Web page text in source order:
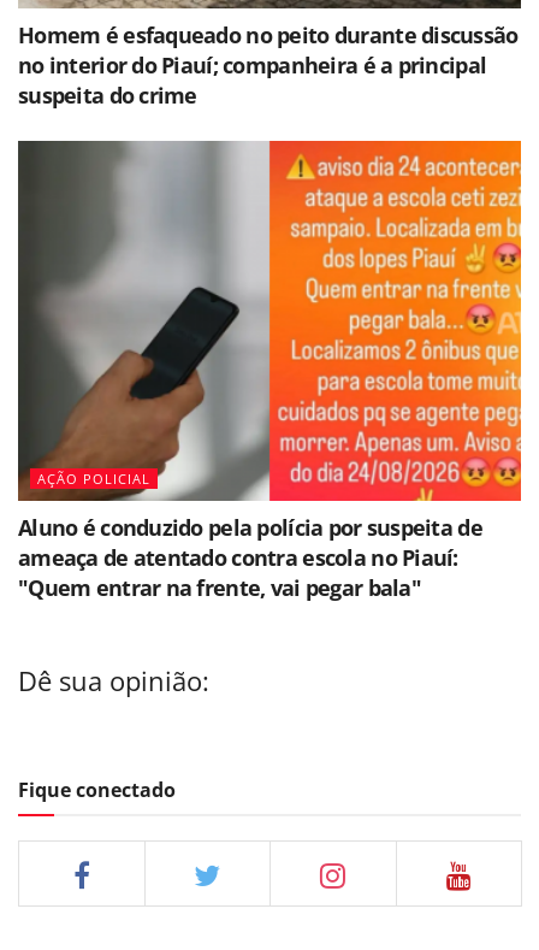
Homem é esfaqueado no peito durante discussão
no interior do Piauí; companheira é a principal
suspeita do crime
AÇÃO POLICIAL
Aluno é conduzido pela polícia por suspeita de
ameaça de atentado contra escola no Piauí:
"Quem entrar na frente, vai pegar bala"
Dê sua opinião:
Fique conectado